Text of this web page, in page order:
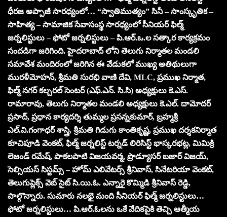
ధీరజ అప్పాజీ సారధ్యంలో… “స్వాతిముత్యం” సినీ – సాంస్కృతిక –
సాహిత్య – సామాజిక సేవాసంస్థ సారధ్యంలో సీనియర్ ఫిల్మ్
జర్నలిస్టులు – ఫోటో జర్నలిస్టులు – పి.ఆర్.ఒ.ల సత్కార కార్యక్రమం
సందడిగా జరిగింది. హైదరాబాద్ లోని తెలుగు నిర్మాతల మండలి
సమావేశ మందిరంలో జరిగిన ఈ వేడుకలో ముఖ్య అతిథులుగా
మురళీమోహన్, శ్రీమతి సురభి వాణి దేవి, MLC, ప్రముఖ నిర్మాత,
ఫిల్మ్ నగర్ కల్చరల్ సెంటర్ (ఎఫ్.ఎన్. సి.సి) అధ్యక్షులు కె.ఎస్.
రామారావు, తెలుగు నిర్మాతల మండలి అధ్యక్షులు కె.ఎల్. దామోదర్
ప్రసాద్, ప్రధాన కార్యదర్శి తుమ్మల ప్రసన్నకుమార్, బ్రహ్మశ్రీ
ఎల్.వి.గంగాధర్ శాస్త్రి, శ్రీమతి గిడుగు కాంతికృష్ణ, ప్రముఖ దర్శకనిర్మాత
కూచిపూడి వెంకట్, ఫిల్మ్ జర్నలిస్ట్ టర్నడ్ లిరిసిస్ట్ భాస్కరభట్ల, మిమిక్రి
లెజండ్ రమేష్, పాకలపాటి విజయవర్మ, ప్రొడ్యూసర్ బజార్ విజయ్,
సెల్సియస్ సిస్టమ్స్ – హోమ్ ఎలివేటర్స్ శ్రీనివాస్, సినేటరియా వెంకట్,
తెలుగుప్లెక్స్ వెబ్ సైట్ సి.యి.ఓ. ఎన్నారై కొమ్మిడి శ్రీనివాస్ రెడ్డి,
పాల్గొన్నారు. సుమారు నలభై మంది సీనియర్ ఫిల్మ్ జర్నలిస్టులు…
ఫోటో జర్నలిస్టులు… పి.ఆర్.ఓలను ఒకే వేదికపైకి తెచ్చి ఆత్మీయ